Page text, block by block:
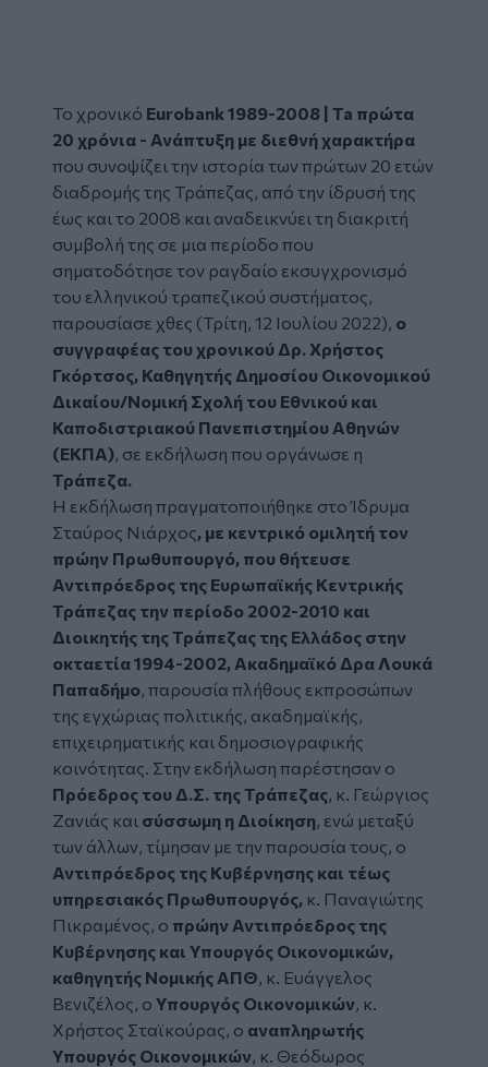
Το χρονικό Eurobank 1989-2008 | Ta πρώτα
20 χρόνια - Ανάπτυξη με διεθνή χαρακτήρα
που συνοψίζει την ιστορία των πρώτων 20 ετών
διαδρομής της Τράπεζας, από την ίδρυσή της
έως και το 2008 και αναδεικνύει τη διακριτή
συμβολή της σε μια περίοδο που
σηματοδότησε τον ραγδαίο εκσυγχρονισμό
του ελληνικού τραπεζικού συστήματος,
παρουσίασε χθες (Τρίτη, 12 Ιουλίου 2022), ο
συγγραφέας του χρονικού Δρ. Χρήστος
Γκόρτσος, Καθηγητής Δημοσίου Οικονομικού
Δικαίου/Νομική Σχολή του Εθνικού και
Καποδιστριακού Πανεπιστημίου Αθηνών
(ΕΚΠΑ), σε εκδήλωση που οργάνωσε η
Τράπεζα.
Η εκδήλωση πραγματοποιήθηκε στο Ίδρυμα
Σταύρος Νιάρχος, με κεντρικό ομιλητή τον
πρώην Πρωθυπουργό, που θήτευσε
Αντιπρόεδρος της Ευρωπαϊκής Κεντρικής
Τράπεζας την περίοδο 2002-2010 και
Διοικητής της Τράπεζας της Ελλάδος στην
οκταετία 1994-2002, Ακαδημαϊκό Δρα Λουκά
Παπαδήμο, παρουσία πλήθους εκπροσώπων
της εγχώριας πολιτικής, ακαδημαϊκής,
επιχειρηματικής και δημοσιογραφικής
κοινότητας. Στην εκδήλωση παρέστησαν ο
Πρόεδρος του Δ.Σ. της Τράπεζας, κ. Γεώργιος
Ζανιάς και σύσσωμη η Διοίκηση, ενώ μεταξύ
των άλλων, τίμησαν με την παρουσία τους, ο
Αντιπρόεδρος της Κυβέρνησης και τέως
υπηρεσιακός Πρωθυπουργός, κ. Παναγιώτης
Πικραμένος, ο πρώην Αντιπρόεδρος της
Κυβέρνησης και Υπουργός Οικονομικών,
καθηγητής Νομικής ΑΠΘ, κ. Ευάγγελος
Βενιζέλος, ο Υπουργός Οικονομικών, κ.
Χρήστος Σταϊκούρας, ο αναπληρωτής
Υπουργός Οικονομικών, κ. Θεόδωρος